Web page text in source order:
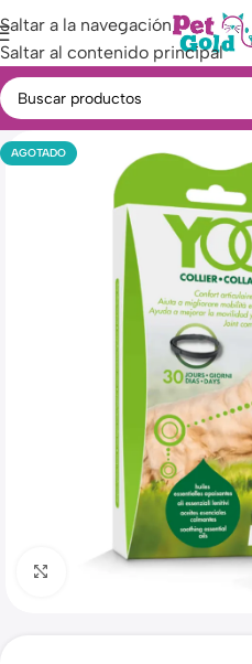
Saltar a la navegación
Saltar al contenido principal
AGOTADO
Haga clic para ampliar